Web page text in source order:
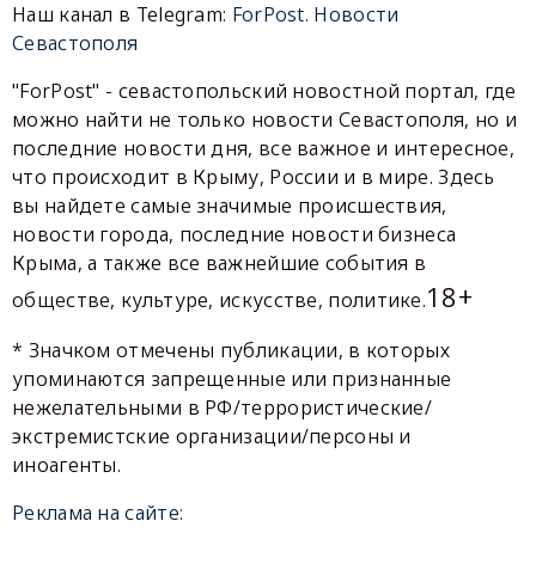
Наш канал в Telegram: ForPost. Новости
Севастополя
"ForPost" - севастопольский новостной портал, где
можно найти не только новости Севастополя, но и
последние новости дня, все важное и интересное,
что происходит в Крыму, России и в мире. Здесь
вы найдете самые значимые происшествия,
новости города, последние новости бизнеса
Крыма, а также все важнейшие события в
обществе, культуре, искусстве, политике.18+
* Значком отмечены публикации, в которых
упоминаются запрещенные или признанные
нежелательными в РФ/террористические/
экстремистские организации/персоны и
иноагенты.
Реклама на сайте: